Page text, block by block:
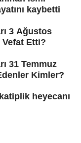
kaybetti
3 Ağustos
Etti?
31 Temmuz
Kimler?
heyecanı